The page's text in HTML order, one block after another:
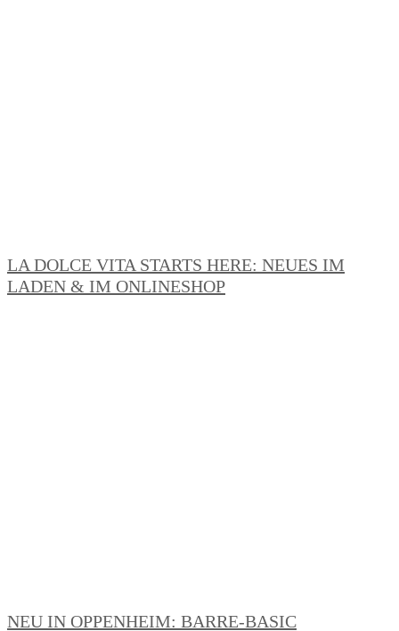
LA DOLCE VITA STARTS HERE: NEUES IM
LADEN & IM ONLINESHOP
NEU IN OPPENHEIM: BARRE-BASIC